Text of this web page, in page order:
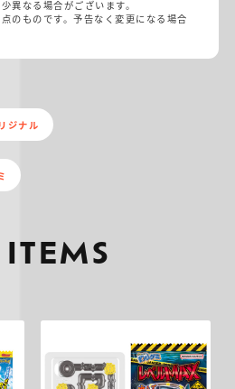
異なる場合がございます。
のものです。予告なく変更になる場合
ジナル
ITEMS